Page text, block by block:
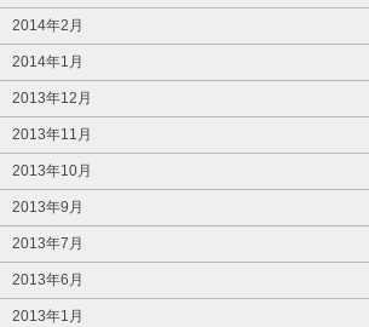
2014年2月
2014年1月
2013年12月
2013年11月
2013年10月
2013年9月
2013年7月
2013年6月
2013年1月